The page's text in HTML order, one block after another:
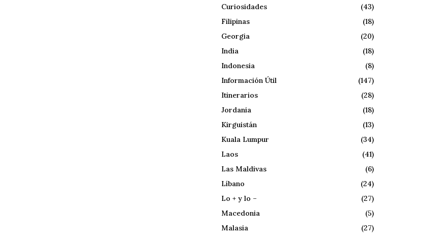
Curiosidades
(43)
Filipinas
(18)
Georgia
(20)
India
(18)
Indonesia
(8)
Información Útil
(147)
Itinerarios
(28)
Jordania
(18)
Kirguistán
(13)
Kuala Lumpur
(34)
Laos
(41)
Las Maldivas
(6)
Líbano
(24)
Lo + y lo –
(27)
Macedonia
(5)
Malasia
(27)